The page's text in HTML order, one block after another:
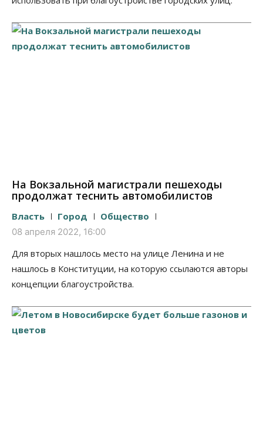
На Вокзальной магистрали пешеходы
продолжат теснить автомобилистов
Власть Город Общество
08 апреля 2022, 16:00
Для вторых нашлось место на улице Ленина и не
нашлось в Конституции, на которую ссылаются авторы
концепции благоустройства.